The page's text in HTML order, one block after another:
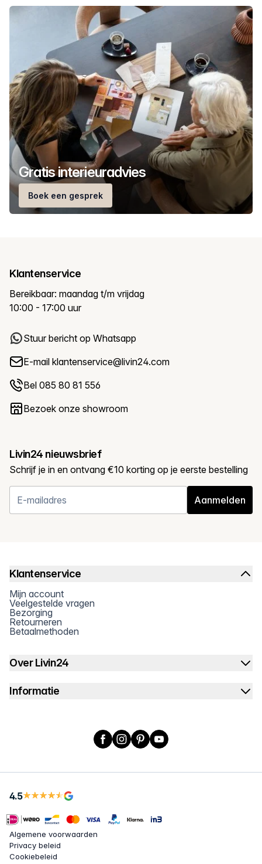
Gratis interieuradvies
Boek een gesprek
Klantenservice
Bereikbaar: maandag t/m vrijdag
10:00 - 17:00 uur
Stuur bericht op Whatsapp
E-mail klantenservice@livin24.com
Bel 085 80 81 556
Bezoek onze showroom
Livin24 nieuwsbrief
Schrijf je in en ontvang €10 korting op je eerste bestelling
Aanmelden
Klantenservice
Mijn account
Veelgestelde vragen
Bezorging
Retourneren
Betaalmethoden
Over Livin24
Informatie
Facebook
Instagram
PinterestYouTube
4.5
Algemene voorwaarden
Privacy beleid
Cookiebeleid